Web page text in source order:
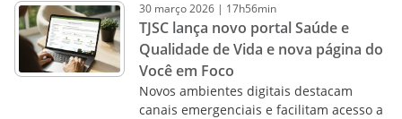
30 março2026 | 17h56min
TJSC lança novo portal Saúde e
Qualidade de Vida e nova página do
Você em Foco
Novos ambientes digitais destacam
canais emergenciais e facilitam acesso a